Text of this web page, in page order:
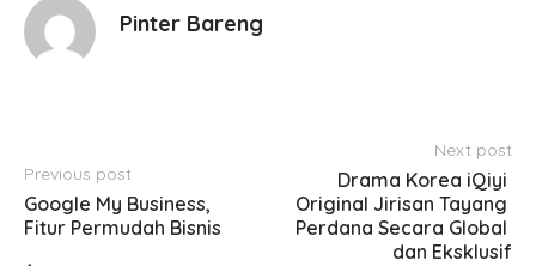
Pinter Bareng
Previous post
Google My Business,
Fitur Permudah Bisnis
Next post
Drama Korea iQiyi
Original Jirisan Tayang
Perdana Secara Global
dan Eksklusif